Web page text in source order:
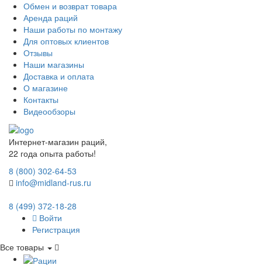
Обмен и возврат товара
Аренда раций
Наши работы по монтажу
Для оптовых клиентов
Отзывы
Наши магазины
Доставка и оплата
О магазине
Контакты
Видеообзоры
Интернет-магазин раций,
22 года опыта работы!
8 (800) 302-64-53
info@midland-rus.ru
8 (499) 372-18-28
Войти
Регистрация
Все товары